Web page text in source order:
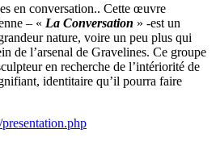
en conversation.. Cette œuvre
– « La Conversation » -est un
nature, voire un peu plus qui
de l’arsenal de Gravelines. Ce groupe
en recherche de l’intériorité de
identitaire qu’il pourra faire